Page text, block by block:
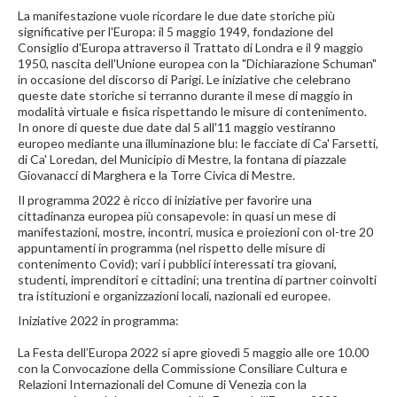
La manifestazione vuole ricordare le due date storiche più
significative per l'Europa: il 5 maggio 1949, fondazione del
Consiglio d'Europa attraverso il Trattato di Londra e il 9 maggio
1950, nascita dell'Unione europea con la "Dichiarazione Schuman"
in occasione del discorso di Parigi. Le iniziative che celebrano
queste date storiche si terranno durante il mese di maggio in
modalità virtuale e fisica rispettando le misure di contenimento.
In onore di queste due date dal 5 all'11 maggio vestiranno
europeo mediante una illuminazione blu: le facciate di Ca' Farsetti,
di Ca' Loredan, del Municipio di Mestre, la fontana di piazzale
Giovanacci di Marghera e la Torre Civica di Mestre.
Il programma 2022 è ricco di iniziative per favorire una
cittadinanza europea più consapevole: in quasi un mese di
manifestazioni, mostre, incontri, musica e proiezioni con ol-tre 20
appuntamenti in programma (nel rispetto delle misure di
contenimento Covid); vari i pubblici interessati tra giovani,
studenti, imprenditori e cittadini; una trentina di partner coinvolti
tra istituzioni e organizzazioni locali, nazionali ed europee.
Iniziative 2022 in programma:
La Festa dell’Europa 2022 si apre giovedì 5 maggio alle ore 10.00
con la Convocazione della Commissione Consiliare Cultura e
Relazioni Internazionali del Comune di Venezia con la